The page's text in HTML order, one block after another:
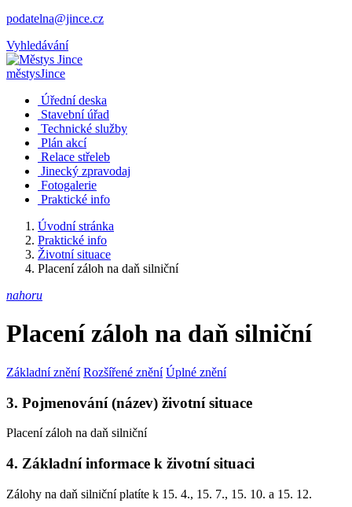
podatelna@jince.cz
Vyhledávání
městysJince
Úřední deska
Stavební úřad
Technické služby
Plán akcí
Relace střeleb
Jinecký zpravodaj
Fotogalerie
Praktické info
Úvodní stránka
Praktické info
Životní situace
Placení záloh na daň silniční
nahoru
Placení záloh na daň silniční
Základní znění Rozšířené znění Úplné znění
3. Pojmenování (název) životní situace
Placení záloh na daň silniční
4. Základní informace k životní situaci
Zálohy na daň silniční platíte k 15. 4., 15. 7., 15. 10. a 15. 12.